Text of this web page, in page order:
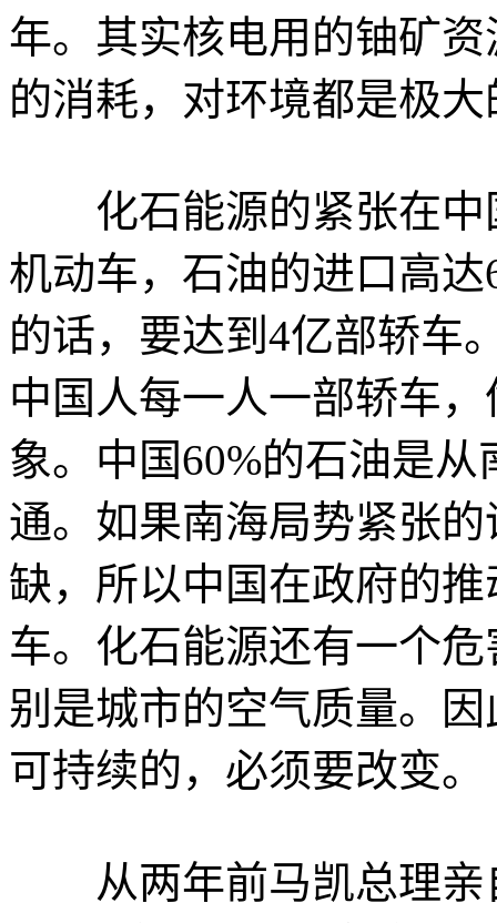
年。其实核电用的铀矿
的消耗，对环境都是极
化石能源的紧张在中
机动车，石油的进口高
的话，要达到4亿部轿车
中国人每一人一部轿车
象。中国60%的石油是
通。如果南海局势紧张
缺，所以中国在政府的
车。化石能源还有一个
别是城市的空气质量。
可持续的，必须要改变。
从两年前马凯总理亲